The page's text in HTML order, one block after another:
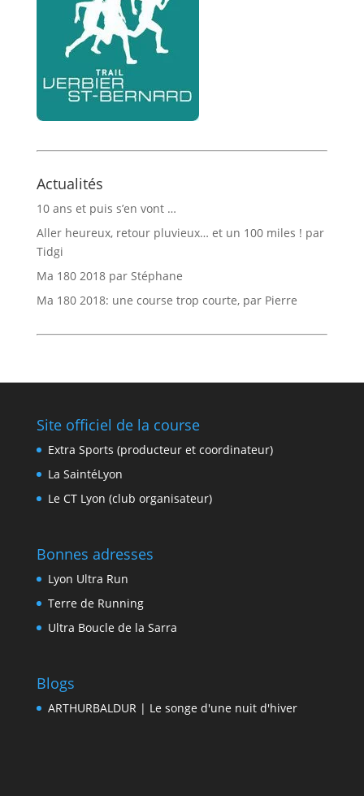
Actualités
10 ans et puis s’en vont …
Aller heureux, retour pluvieux… et un 100 miles ! par
Tidgi
Ma 180 2018 par Stéphane
Ma 180 2018: une course trop courte, par Pierre
Site officiel de la course
Extra Sports (producteur et coordinateur)
La SaintéLyon
Le CT Lyon (club organisateur)
Bonnes adresses
Lyon Ultra Run
Terre de Running
Ultra Boucle de la Sarra
Blogs
ARTHURBALDUR | Le songe d'une nuit d'hiver